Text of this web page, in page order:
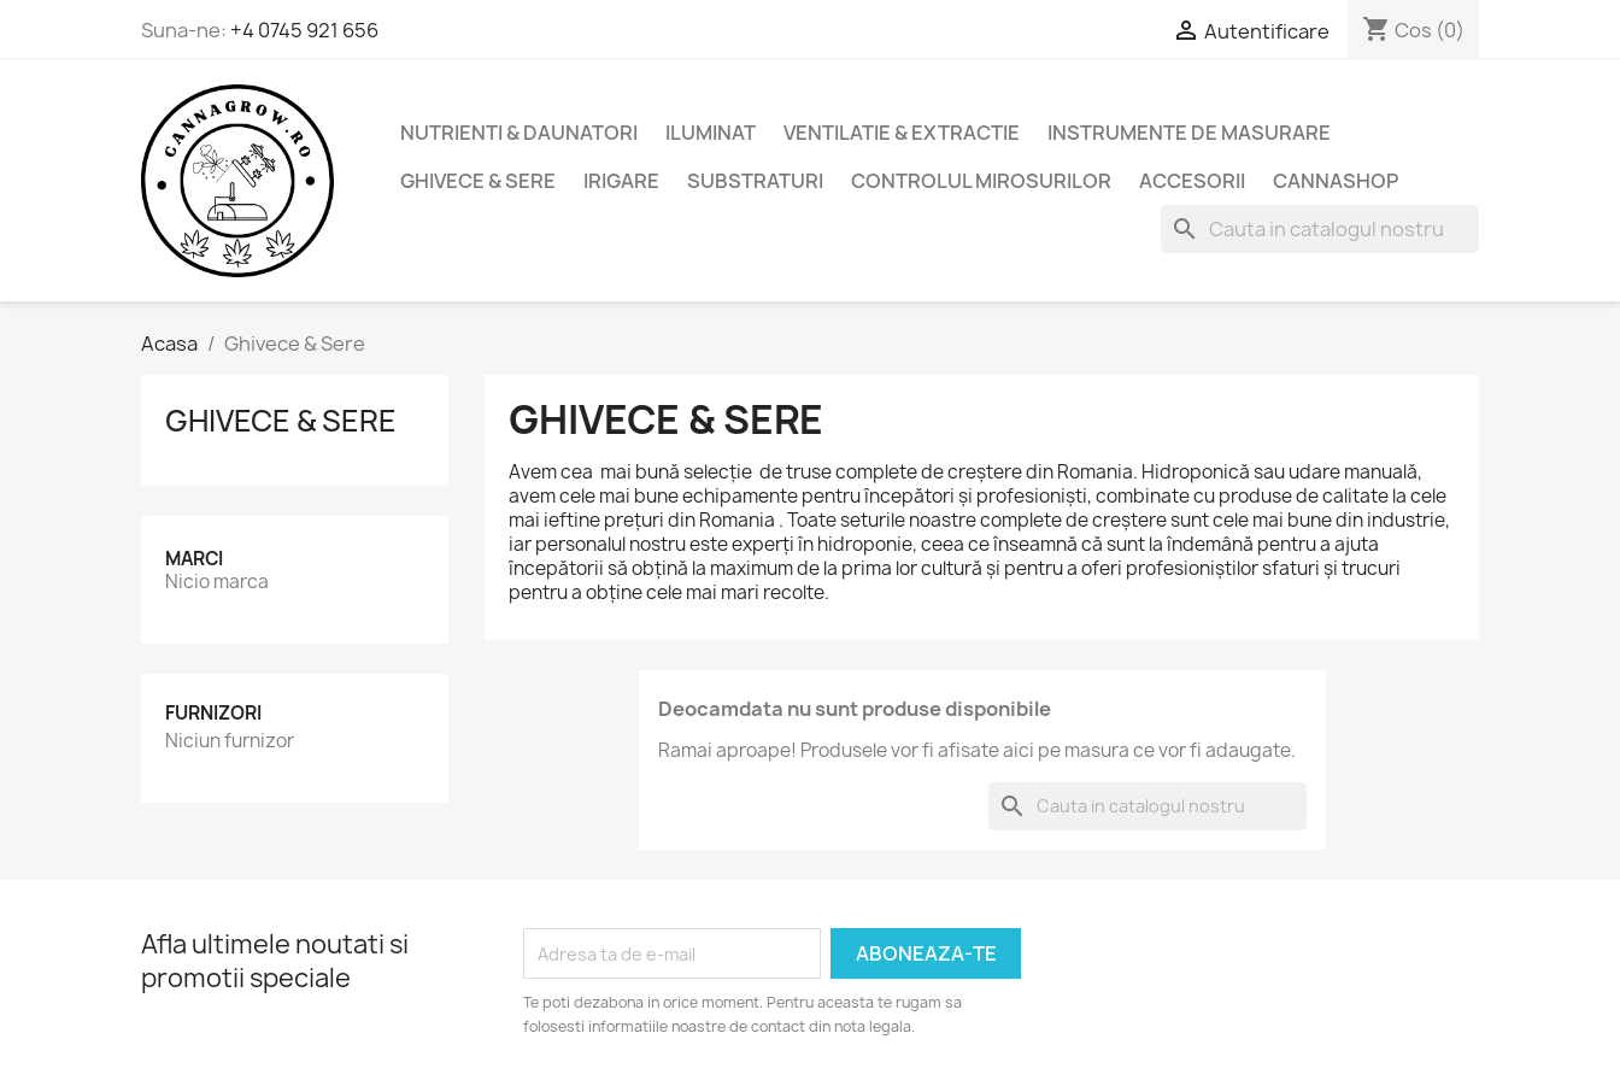
Suna-ne: +4 0745 921 656  Autentificare shopping_cart Cos (0)
NUTRIENTI & DAUNATORI ILUMINAT VENTILATIE & EXTRACTIE
INSTRUMENTE DE MASURARE
GHIVECE & SERE
IRIGARE SUBSTRATURI CONTROLUL MIROSURILOR ACCESORII CANNASHOP
search
Acasa Ghivece & Sere
GHIVECE & SERE
MARCI
Nicio marca
FURNIZORI
Niciun furnizor
GHIVECE & SERE
Avem cea mai bună selecție de truse complete de creștere din Romania. Hidroponică sau udare manuală,
avem cele mai bune echipamente pentru începători și profesioniști, combinate cu produse de calitate la cele
mai ieftine prețuri din Romania . Toate seturile noastre complete de creștere sunt cele mai bune din industrie,
iar personalul nostru este experți în hidroponie, ceea ce înseamnă că sunt la îndemână pentru a ajuta
începătorii să obțină la maximum de la prima lor cultură și pentru a oferi profesioniștilor sfaturi și trucuri
pentru a obține cele mai mari recolte.
Deocamdata nu sunt produse disponibile
Ramai aproape! Produsele vor fi afisate aici pe masura ce vor fi adaugate.
search
Afla ultimele noutati si
promotii speciale
Te poti dezabona in orice moment. Pentru aceasta te rugam sa
folosesti informatiile noastre de contact din nota legala.